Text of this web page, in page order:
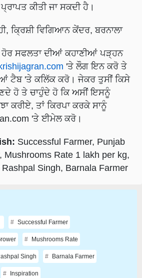
ਕੀਤੀ ਜਾ ਸਕਦੀ ਹੈ।
ਕ੍ਰਿਸ਼ੀ ਵਿਗਿਆਨ ਕੇਂਦਰ, ਬਰਨਾਲਾ
ਸਫਲਤਾ ਦੀਆਂ ਕਹਾਣੀਆਂ ਪੜ੍ਹਨ
'ਤੇ ਲੌਗ ਇਨ ਕਰੋ ਤੇ
ਟੈਬ 'ਤੇ ਕਲਿੱਕ ਕਰੋ। ਜੇਕਰ ਤੁਸੀਂ ਕਿਸੇ
ਹੋ ਤੇ ਚਾਹੁੰਦੇ ਹੋ ਕਿ ਅਸੀਂ ਇਸਨੂੰ
ਕਰੀਏ, ਤਾਂ ਕਿਰਪਾ ਕਰਕੇ ਸਾਨੂੰ
'ਤੇ ਈਮੇਲ ਕਰੋ।
Successful Farmer, Punjab
Mushrooms Rate 1 lakh per kg,
Singh, Barnala Farmer
Successful Farmer
Mushrooms Rate
Singh Barnala Farmer
Inspiration